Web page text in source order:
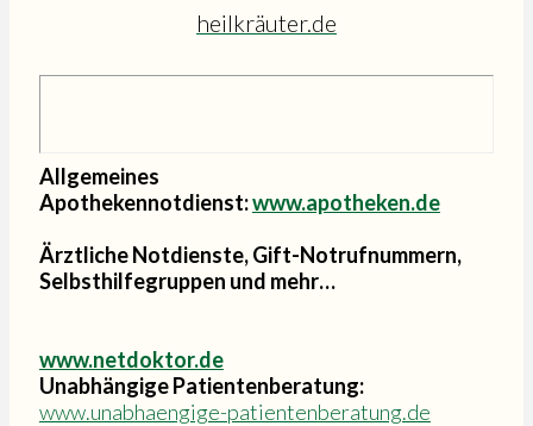
heilkräuter.de
Allgemeines
Apothekennotdienst:www.apotheken.de
Ärztliche Notdienste, Gift-Notrufnummern,
Selbsthilfegruppen und mehr…
www.netdoktor.de
Unabhängige Patientenberatung:
www.unabhaengige-patientenberatung.de